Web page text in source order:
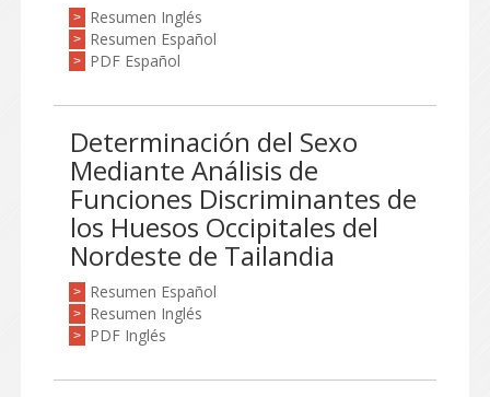
> Resumen Inglés
> Resumen Español
> PDF Español
Determinación del Sexo
Mediante Análisis de
Funciones Discriminantes de
los Huesos Occipitales del
Nordeste de Tailandia
> Resumen Español
> Resumen Inglés
> PDF Inglés